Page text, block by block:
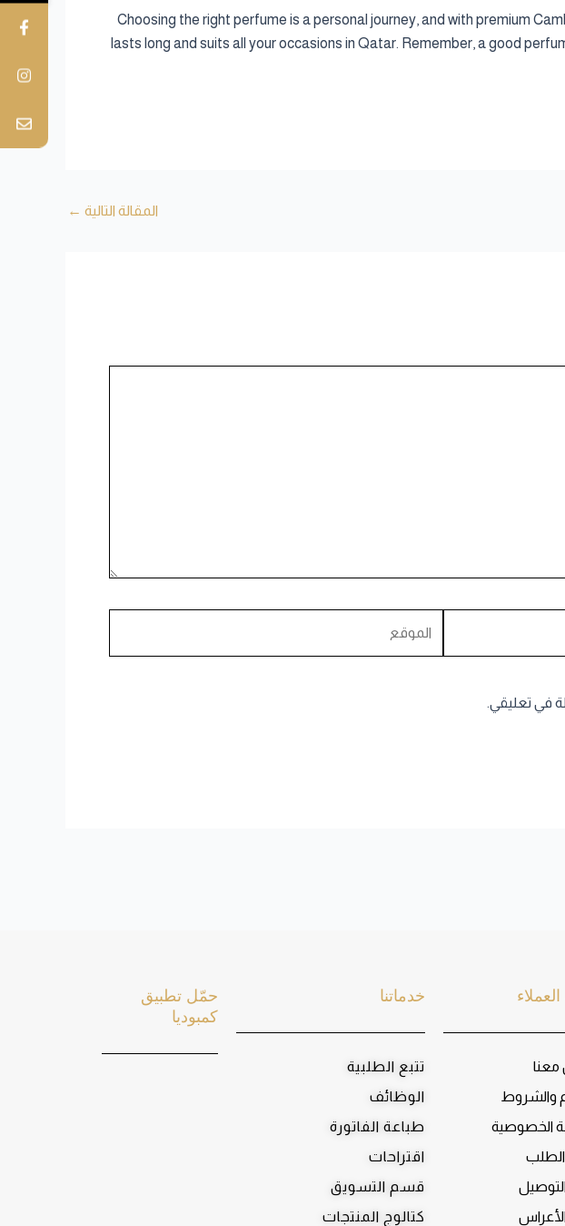
Choosing the right perfume is a personal journey, and with premium
lasts long and suits all your occasions in Qatar. Remember, a good
المقالة التالية ←
في تعليقي.
معنا
والشروط
الخصوصية
الطلب
خدماتنا
تتبع الطلبية
الوظائف
طباعة الفاتورة
اقتراحات
قسم التسويق
كتالوج المنتجات
حمّل تطبيق
كمبوديا